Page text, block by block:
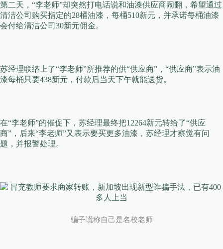
第二天，“李老师”却突然打电话说和油漆供应商闹翻，希望通过
清洁公司购买指定的28桶油漆，每桶510新元，并承诺每桶油漆
会付给清洁公司30新元佣金。
苏经理联络上了“李老师”所推荐的供“供应商”，“供应商”表示油
漆每桶只要438新元，付款后当天下午就能送货。
在“李老师”的催促下，苏经理最终把12264新元转给了“供应
商”，后来“李老师”又表示要买更多油漆，苏经理才察觉有问
题，并报警处理。
骗子谎称自己是名校老师